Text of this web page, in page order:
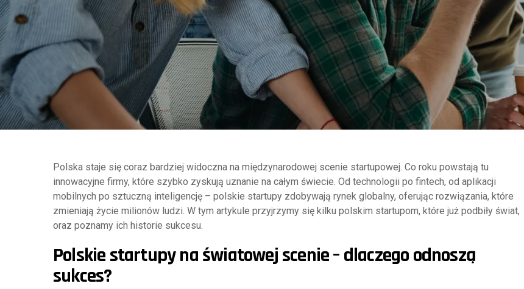
Polska staje się coraz bardziej widoczna na międzynarodowej scenie startupowej. Co roku powstają tu
innowacyjne firmy, które szybko zyskują uznanie na całym świecie. Od technologii po fintech, od aplikacji
mobilnych po sztuczną inteligencję – polskie startupy zdobywają rynek globalny, oferując rozwiązania, które
zmieniają życie milionów ludzi. W tym artykule przyjrzymy się kilku polskim startupom, które już podbiły świat,
oraz poznamy ich historie sukcesu.
Polskie startupy na światowej scenie – dlaczego odnoszą
sukces?